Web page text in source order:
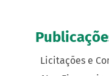
Licitações e